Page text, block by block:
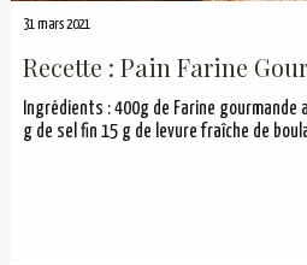
31 mars 2021
Recette : Pain Farine
Ingrédients : 400g de Farine gourmande
g de sel fin 15 g de levure fraîche de